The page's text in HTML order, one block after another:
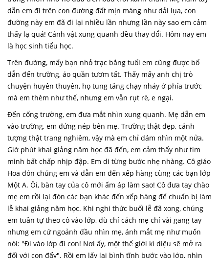
dẫn em đi trên con đường đất mịn màng như dải lụa, con
đường này em đã đi lại nhiều lần nhưng lần này sao em cảm
thấy lạ quá! Cảnh vật xung quanh đều thay đổi. Hôm nay em
là học sinh tiểu học.
Trên đường, mấy bạn nhỏ trạc bằng tuổi em cũng được bố
dẫn đến trường, áo quần tươm tất. Thấy mấy anh chị trò
chuyện huyên thuyên, họ tung tăng chạy nhảy ở phía trước
mà em thèm như thế, nhưng em vẫn rụt rè, e ngại.
Đến cổng trường, em đưa mắt nhìn xung quanh. Mẹ dẫn em
vào trường, em đứng nép bên mẹ. Trường thật đẹp, cảnh
tượng thật trang nghiêm, vậy mà em chỉ dám nhìn một nửa.
Giờ phút khai giảng năm học đã đến, em cảm thấy như tim
mình bất chấp nhịp đập. Em di từng bước nhẹ nhàng. Cô giáo
Hoa đón chúng em và dẫn em đến xếp hàng cùng các bạn lớp
Một A. Ôi, bàn tay của cô mới ấm áp làm sao! Cô đưa tay chào
mẹ em rồi lại đón các bạn khác đến xếp hàng để chuẩn bị làm
lễ khai giảng năm học. Khi nghi thức buổi lễ đã xong, chúng
em tuần tự theo cô vào lớp, dù chỉcách mẹ chỉ vài gang tay
nhưng em cứ ngoảnh đầu nhìn mẹ, ánh mắt mẹ như muốn
nói: "Đi vào lớp đi con! Nơi ấy, một thế giới kì diệu sẽ mở ra
đối với con đấy". Rồi em lấy lại bình tĩnh bước vào lớp, nhìn